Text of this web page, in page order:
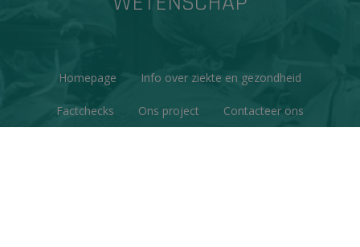
Homepage Info over ziekte en gezondheid
Factchecks Ons project Contacteer ons